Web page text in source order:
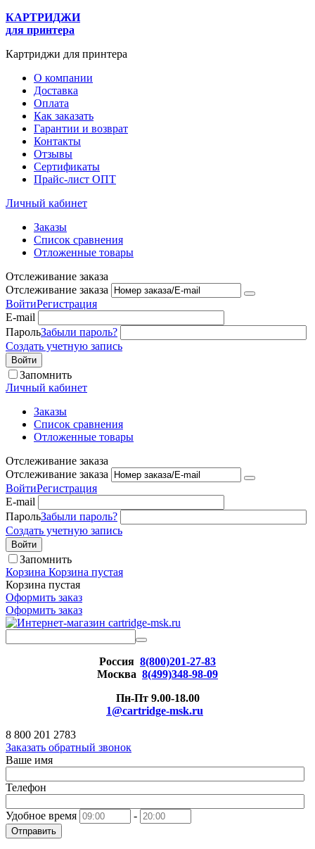
КАРТРИДЖИ
для принтера
Картриджи для принтера
О компании
Доставка
Оплата
Как заказать
Гарантии и возврат
Контакты
Отзывы
Сертификаты
Прайс-лист ОПТ
Личный кабинет
Заказы
Список сравнения
Отложенные товары
Отслеживание заказа
Отслеживание заказа
ВойтиРегистрация
E-mail
ПарольЗабыли пароль?
Создать учетную запись
Войти
Запомнить
Личный кабинет
Заказы
Список сравнения
Отложенные товары
Отслеживание заказа
Отслеживание заказа
ВойтиРегистрация
E-mail
ПарольЗабыли пароль?
Создать учетную запись
Войти
Запомнить
Корзина Корзина пустая
Корзина пустая
Оформить заказ
Оформить заказ
Россия 8(800)201-27-83
Москва 8(499)348-98-09
Пн-Пт 9.00-18.00
1@cartridge-msk.ru
8 800 201 2783
Заказать обратный звонок
Ваше имя
Телефон
Удобное время -
Отправить